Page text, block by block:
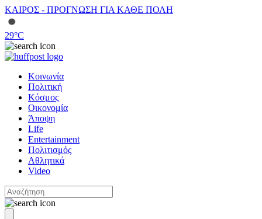
ΚΑΙΡΟΣ - ΠΡΟΓΝΩΣΗ ΓΙΑ ΚΑΘΕ ΠΟΛΗ
29°C
Κοινωνία
Πολιτική
Κόσμος
Οικονομία
Άποψη
Life
Entertainment
Πολιτισμός
Αθλητικά
Video